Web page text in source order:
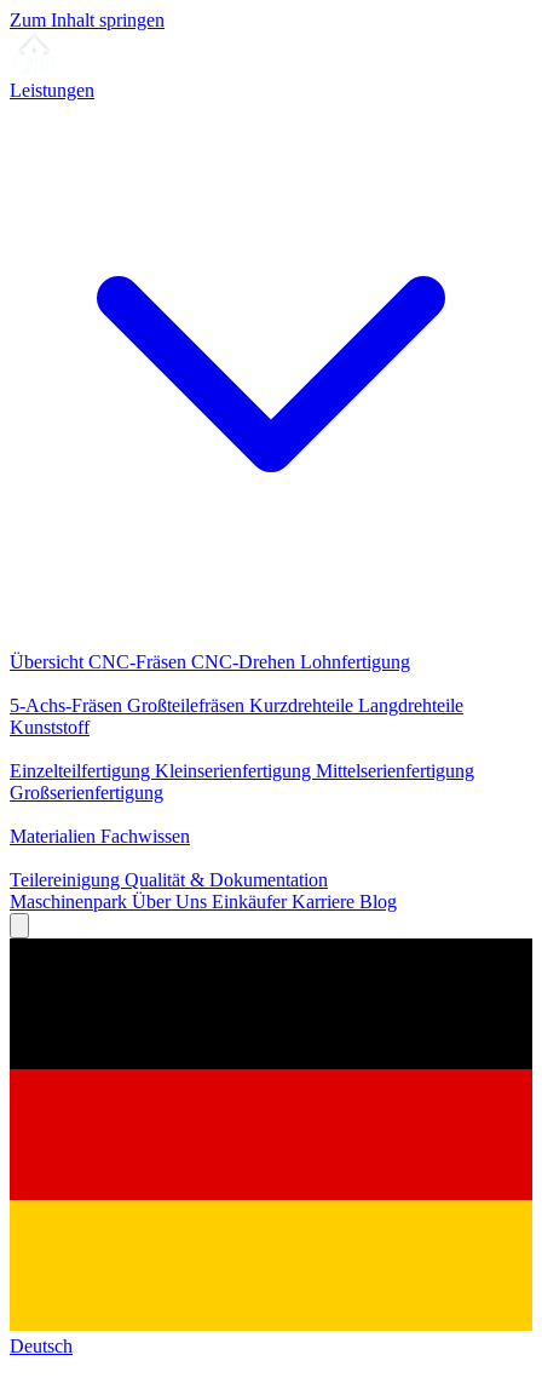
Zum Inhalt springen
Leistungen
Übersicht CNC-Fräsen CNC-Drehen Lohnfertigung
5-Achs-Fräsen Großteilefräsen Kurzdrehteile Langdrehteile
Kunststoff
Einzelteilfertigung Kleinserienfertigung Mittelserienfertigung
Großserienfertigung
Materialien Fachwissen
Teilereinigung Qualität & Dokumentation
Maschinenpark Über Uns EinkäuferKarriere Blog
Deutsch